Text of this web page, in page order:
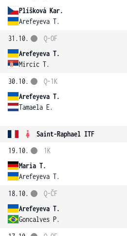
Plíšková Kar.
Arefeyeva T.
31.10.
Arefeyeva T.
Mircic T.
Q-OF
30.10.
Arefeyeva T.
Tamaela E.
Q-1K
Saint-Raphael ITF
19.10.
Maria T.
Arefeyeva T.
1K
18.10.
Arefeyeva T.
Goncalves P.
Q-ČF